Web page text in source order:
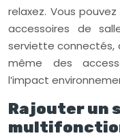
relaxez. Vous
accessoires de
serviette connectés,
même des
l’impact
Rajouter un